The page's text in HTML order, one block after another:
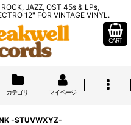
JAZZ, OST 45s & LPs,
12" FOR VINTAGE VINYL.
CART
カテゴリ マイページ
-STUVWXYZ-